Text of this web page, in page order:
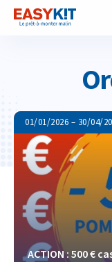
01/01/2026 – 30/04/
ACTION : 500 €